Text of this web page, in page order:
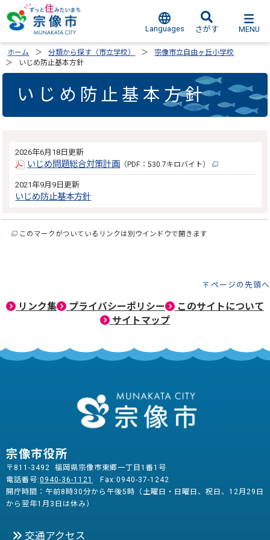
Languages さがす MENU
ホーム 分類から探す（市立学校）
宗像市立自由ヶ丘小学校
いじめ防止基本方針
いじめ防止基本方針
2026年6月18日更新
いじめ問題総合対策計画 （PDF：530.7キロバイト）
2021年9月9日更新
いじめ防止基本方針
このマークがついているリンクは別ウインドウで開きます
ページの先頭へ
リンク集 プライバシーポリシー
このサイトについて
サイトマップ
宗像市役所
〒811-3492 福岡県宗像市東郷一丁目1番1号
電話番号:0940-36-1121
Fax:0940-37-1242
開庁時間：午前8時30分から午後5時（土曜日・日曜日、祝日、12月29日
から翌年1月3日は休み）
交通アクセス